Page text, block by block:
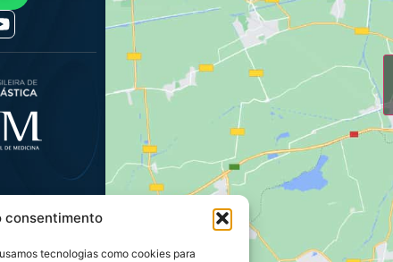
consentimento
tecnologias como cookies para